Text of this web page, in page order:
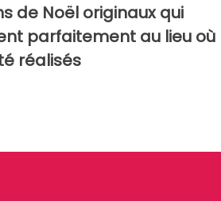
de Noël originaux qui
parfaitement au lieu où
réalisés